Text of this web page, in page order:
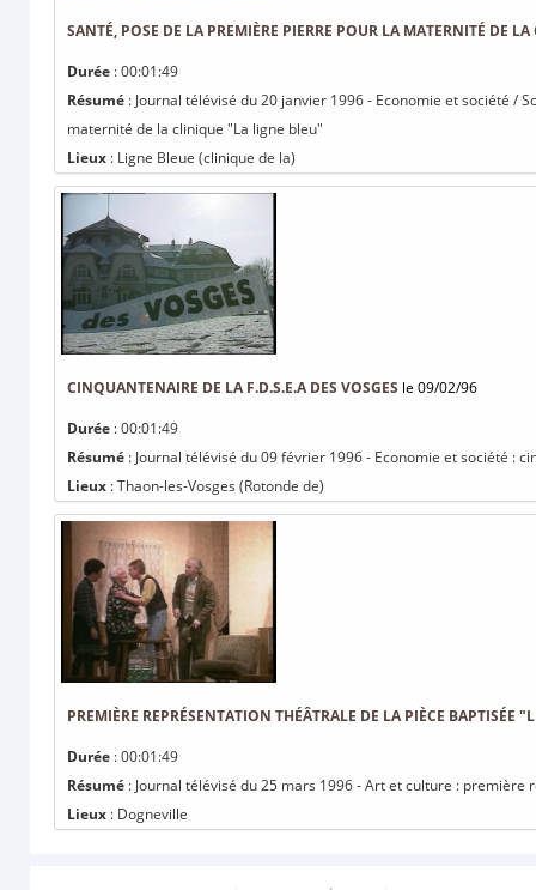
SANTÉ, POSE DE LA PREMIÈRE PIERRE POUR LA MATERNITÉ DE
Durée : 00:01:49
Résumé : Journal télévisé du 20 janvier 1996 - Economie et société /
maternité de la clinique "La ligne bleu"
Lieux : Ligne Bleue (clinique de la)
CINQUANTENAIRE DE LA F.D.S.E.A DES VOSGES le 09/02/96
Durée : 00:01:49
Résumé : Journal télévisé du 09 février 1996 - Economie et société :
Lieux : Thaon-les-Vosges (Rotonde de)
PREMIÈRE REPRÉSENTATION THÉÂTRALE DE LA PIÈCE BAPTISÉE
Durée : 00:01:49
Résumé : Journal télévisé du 25 mars 1996 - Art et culture :
Lieux : Dogneville